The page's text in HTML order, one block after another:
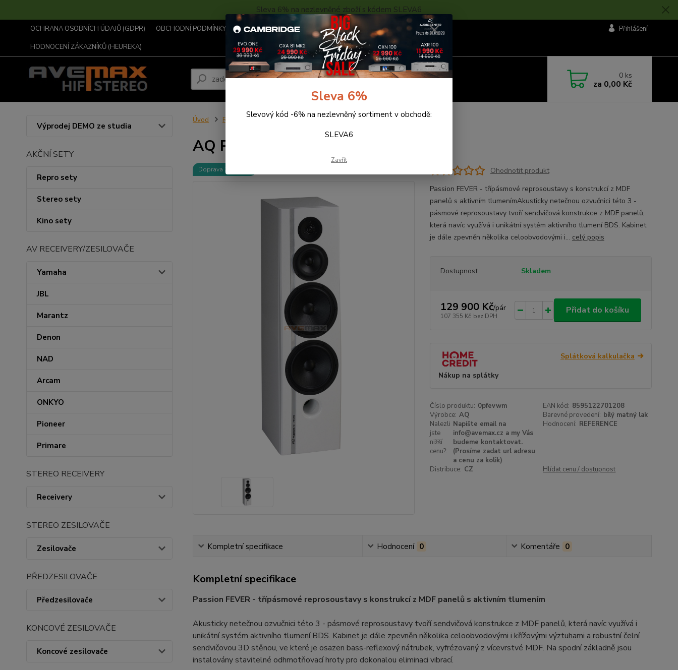
Sleva 6% na nezlevněné zboží s kódem SLEVA6
OCHRANA OSOBNÍCH ÚDAJŮ (GDPR) OBCHODNÍ PODMÍNKY ... KONTAKTY O NÁS
POPTÁVKA ZBOŽÍ - KALKULACE
HODNOCENÍ ZÁKAZNÍKŮ (HEUREKA)
Přihlášení
Hledat 0 ks
za 0,00 Kč
Výprodej DEMO ze studia
AKČNÍ SETY
Repro sety
Stereo sety
Kino sety
AV RECEIVERY/ZESILOVAČE
Yamaha
JBL
Marantz
Denon
NAD
Arcam
ONKYO
Pioneer
Primare
STEREO RECEIVERY
Receivery
STEREO ZESILOVAČE
Zesilovače
PŘEDZESILOVAČE
Předzesilovače
KONCOVÉ ZESILOVAČE
Koncové zesilovače
Úvod Reprosoustavy AQ PASSION FEVER WHITE MATT
AQ PASSION FEVER WHITE MATT
Doprava ZDARMA
Ohodnotit produkt
Passion FEVER - třípásmové reprosoustavy s konstrukcí z MDF
panelů s aktivním tlumenímAkusticky netečnou ozvučnici této 3 -
pásmové reprosoustavy tvoří sendvičová konstrukce z MDF panelů,
která navíc využívá i unikátní systém aktivního tlumení BDS. Kabinet
je dále zpevněn několika celoobvodovými i... celý popis
Dostupnost Skladem
129 900 Kč/pár
107 355 Kč bez DPH
Přidat do košíku
Splátková kalkulačka
Nákup na splátky
Číslo produktu: 0pfevwm EAN kód: 8595122701208
Výrobce: AQ Barevné provedení: bílý matný lak
Nalezli
jste
nižší
cenu?:
Napište email na
info@avemax.cz a my Vás
budeme kontaktovat.
(Prosíme zadat url adresu
a cenu za kolik)
Hodnocení: REFERENCE
Distribuce: CZ Hlídat cenu / dostupnost
Kompletní specifikace Hodnocení 0 Komentáře 0
Kompletní specifikace
Passion FEVER - třípásmové reprosoustavy s konstrukcí z MDF panelů s aktivním tlumením
Akusticky netečnou ozvučnici této 3 - pásmové reprosoustavy tvoří sendvičová konstrukce z MDF panelů, která navíc využívá i
unikátní systém aktivního tlumení BDS. Kabinet je dále zpevněn několika celoobvodovými i křížovými výztuhami a robustní čelní
sendvičovou 3D stěnou, ve které je osazen bass-reflexový nátrubek, vyfrézovaný z vícevrstvé MDF. Na spodní základně jsou
instalovány stavitelné odhmotňovací hroty pro dokonalou eliminaci vibrací.
Sleva 6%
Slevový kód -6% na nezlevněný sortiment v obchodě:
SLEVA6
Zavřít